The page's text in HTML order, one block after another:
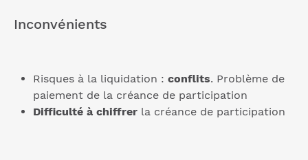
Inconvénients
Risques à la liquidation : conflits. Problème de
paiement de la créance de participation
Difficulté à chiffrer la créance de participation